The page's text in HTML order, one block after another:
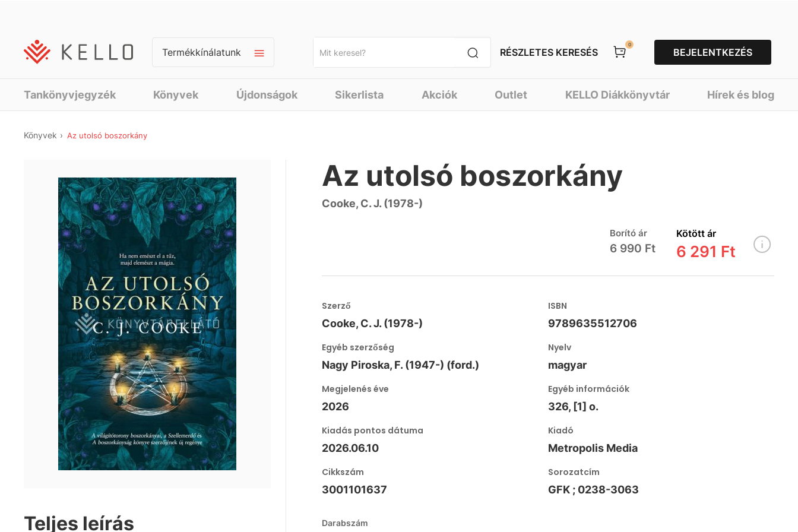
Termékkínálatunk RÉSZLETES KERESÉS
0
BEJELENTKEZÉS
Tankönyvjegyzék Könyvek Újdonságok Sikerlista Akciók Outlet KELLO Diákkönyvtár Hírek és blog
Könyvek Az utolsó boszorkány
Teljes leírás
Az utolsó boszorkány
Cooke, C. J. (1978-)
Borító ár
6 990 Ft
Kötött ár
6 291 Ft
Szerző
Cooke, C. J. (1978-)
ISBN
9789635512706
Egyéb szerzőség
Nagy Piroska, F. (1947-) (ford.)
Nyelv
magyar
Megjelenés éve
2026
Egyéb információk
326, [1] o.
Kiadás pontos dátuma
2026.06.10
Kiadó
Metropolis Media
Cikkszám
3001101637
Sorozatcím
GFK ; 0238-3063
Darabszám